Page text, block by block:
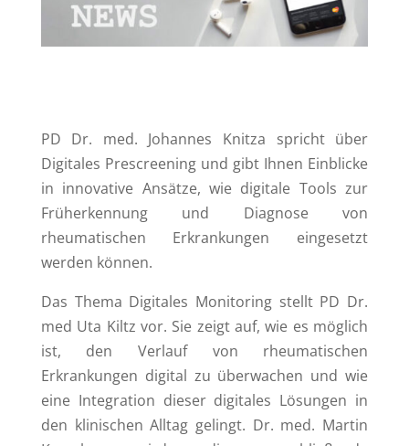
PD Dr. med. Johannes Knitza spricht über
Digitales Prescreening und gibt Ihnen Einblicke
in innovative Ansätze, wie digitale Tools zur
Früherkennung und Diagnose von
rheumatischen Erkrankungen eingesetzt
werden können.
Das Thema Digitales Monitoring stellt PD Dr.
med Uta Kiltz vor. Sie zeigt auf, wie es möglich
ist, den Verlauf von rheumatischen
Erkrankungen digital zu überwachen und wie
eine Integration dieser digitales Lösungen in
den klinischen Alltag gelingt. Dr. med. Martin